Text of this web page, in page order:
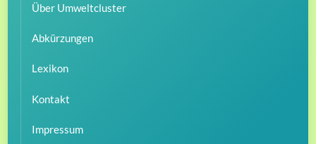
Über Umweltcluster
Abkürzungen
Lexikon
Kontakt
Impressum